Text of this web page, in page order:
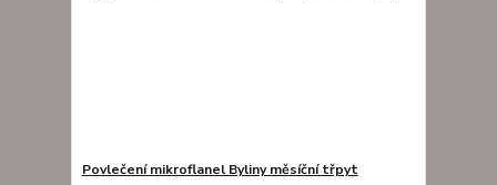
Povlečení mikroflanel Byliny měsíční třpyt